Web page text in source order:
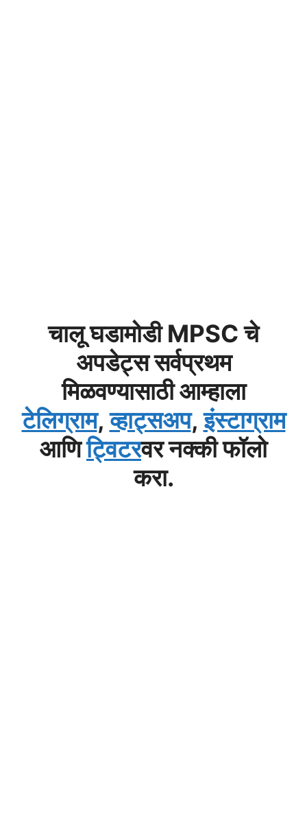
चालू घडामोडी MPSC चे
अपडेट्स सर्वप्रथम
मिळवण्यासाठी आम्हाला
टेलिग्राम,व्हाट्सअप,इंस्टाग्राम
आणिट्विटरवर नक्की फॉलो
करा.